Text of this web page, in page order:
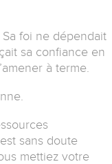
foi ne dépendait
sa confiance en
à terme.
sans doute
mettiez votre